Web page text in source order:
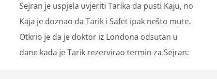
Sejran je uspjela uvjeriti Tarika da pusti Kaju, no
Kaja je doznao da Tarik i Safet ipak nešto mute.
Otkrio je da je doktor iz Londona odsutan u
dane kada je Tarik rezervirao termin za Sejran: